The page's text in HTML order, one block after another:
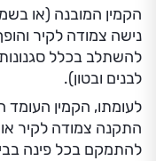
הקמין המובנה (או
נישה צמודה לקיר
להשתלב בכלל
לבנים ובטון).
לעומתו, הקמין
התקנה צמודה לקיר
להתמקם בכל פינה